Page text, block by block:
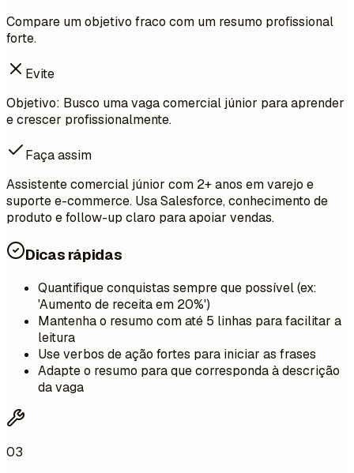
Compare um objetivo fraco com um resumo profissional
forte.
Evite
Objetivo: Busco uma vaga comercial júnior para aprender
e crescer profissionalmente.
Faça assim
Assistente comercial júnior com 2+ anos em varejo e
suporte e-commerce. Usa Salesforce, conhecimento de
produto e follow-up claro para apoiar vendas.
Dicas rápidas
Quantifique conquistas sempre que possível (ex:
'Aumento de receita em 20%')
Mantenha o resumo com até 5 linhas para facilitar a
leitura
Use verbos de ação fortes para iniciar as frases
Adapte o resumo para que corresponda à descrição
da vaga
03